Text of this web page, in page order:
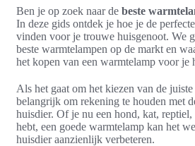
Ben je op zoek naar de beste
In deze gids ontdek je hoe je de
vinden voor je trouwe huisgenoot. We
beste warmtelampen op de markt en
het kopen van een warmtelamp voor je
Als het gaat om het kiezen van de
belangrijk om rekening te houden met
huisdier. Of je nu een hond, kat,
hebt, een goede warmtelamp kan het
huisdier aanzienlijk verbeteren.